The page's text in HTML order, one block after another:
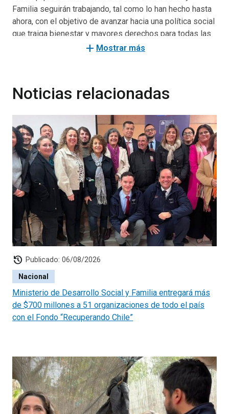
Familia seguirán trabajando, tal como lo han hecho hasta
ahora, con el objetivo de avanzar hacia una política social
que traiga bienestar y mayores derechos para todas las
personas que viven en el país.
add Mostrar más
Noticias relacionadas
history Publicado: 06/08/2026
Nacional
Ministerio de Desarrollo Social y Familia entregará más
de $700 millones a 51 organizaciones de todo el país
con el Fondo “Recuperando Chile”